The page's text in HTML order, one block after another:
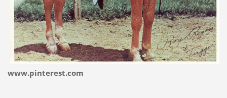
www.pinterest.com